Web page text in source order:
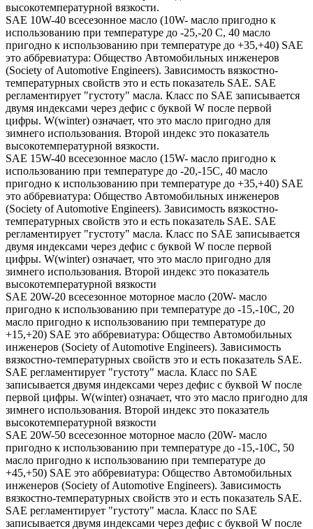
высокотемпературной вязкости.
SAE 10W-40 всесезонное масло (10W- масло пригодно к
использованию при температуре до -25,-20 С, 40 масло
пригодно к использованию при температуре до +35,+40) SAE
это аббревиатура: Общество Автомобильных инженеров
(Society of Automotive Engineers). Зависимость вязкостно-
температурных свойств это и есть показатель SAE. SAE
регламентирует "густоту" масла. Класс по SAE записывается
двумя индексами через дефис с буквой W после первой
цифры. W(winter) означает, что это масло пригодно для
зимнего использования. Второй индекс это показатель
высокотемпературной вязкости.
SAE 15W-40 всесезонное масло (15W- масло пригодно к
использованию при температуре до -20,-15С, 40 масло
пригодно к использованию при температуре до +35,+40) SAE
это аббревиатура: Общество Автомобильных инженеров
(Society of Automotive Engineers). Зависимость вязкостно-
температурных свойств это и есть показатель SAE. SAE
регламентирует "густоту" масла. Класс по SAE записывается
двумя индексами через дефис с буквой W после первой
цифры. W(winter) означает, что это масло пригодно для
зимнего использования. Второй индекс это показатель
высокотемпературной вязкости
SAE 20W-20 всесезонное моторное масло (20W- масло
пригодно к использованию при температуре до -15,-10С, 20
масло пригодно к использованию при температуре до
+15,+20) SAE это аббревиатура: Общество Автомобильных
инженеров (Society of Automotive Engineers). Зависимость
вязкостно-температурных свойств это и есть показатель SAE.
SAE регламентирует "густоту" масла. Класс по SAE
записывается двумя индексами через дефис с буквой W после
первой цифры. W(winter) означает, что это масло пригодно для
зимнего использования. Второй индекс это показатель
высокотемпературной вязкости
SAE 20W-50 всесезонное моторное масло (20W- масло
пригодно к использованию при температуре до -15,-10С, 50
масло пригодно к использованию при температуре до
+45,+50) SAE это аббревиатура: Общество Автомобильных
инженеров (Society of Automotive Engineers). Зависимость
вязкостно-температурных свойств это и есть показатель SAE.
SAE регламентирует "густоту" масла. Класс по SAE
записывается двумя индексами через дефис с буквой W после